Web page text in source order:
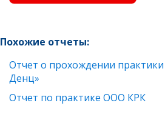
Похожие отчеты:
Отчет о прохождении
Денц»
Отчет по практике ООО КРК